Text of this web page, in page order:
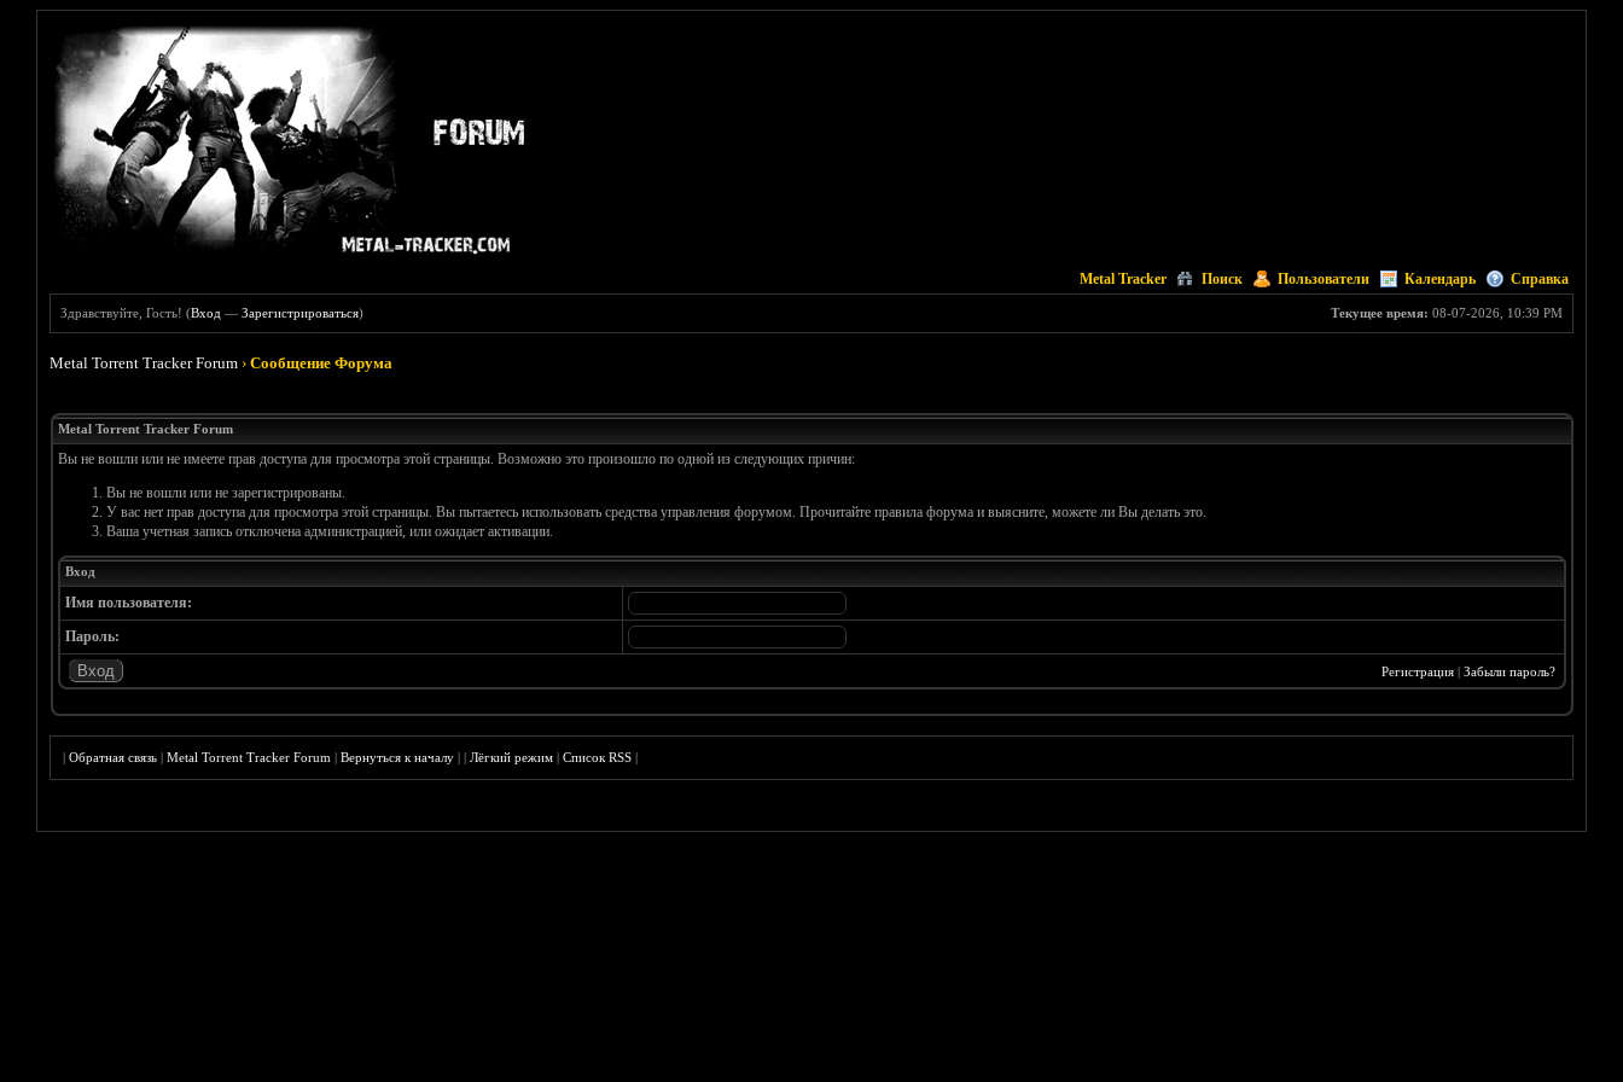
Metal Tracker Поиск Пользователи Календарь Справка
Текущее время: 08-07-2026, 10:39 PM
Здравствуйте, Гость! (Вход —Зарегистрироваться)
Metal Torrent Tracker Forum ›Сообщение Форума
Metal Torrent Tracker Forum
Вы не вошли или не имеете прав доступа для просмотра этой страницы. Возможно это произошло по одной из следующих причин:
Вы не вошли или не зарегистрированы.
У вас нет прав доступа для просмотра этой страницы. Вы пытаетесь использовать средства управления форумом. Прочитайте правила форума и выясните, можете ли Вы делать это.
Ваша учетная запись отключена администрацией, или ожидает активации.
Вход
Имя пользователя:
Пароль:
Регистрация| Забыли пароль?
|Обратная связь |Metal Torrent Tracker Forum |Вернуться к началу ||Лёгкий режим |Список RSS |